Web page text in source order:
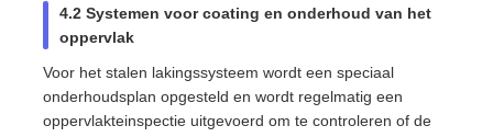
4.2 Systemen voor coating en onderhoud van het
oppervlak
Voor het stalen lakingssysteem wordt een speciaal
onderhoudsplan opgesteld en wordt regelmatig een
oppervlakteinspectie uitgevoerd om te controleren of de